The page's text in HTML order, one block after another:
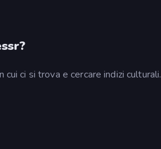
ci si trova e cercare indizi culturali.